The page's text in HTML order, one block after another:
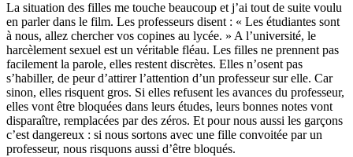
La situation des filles me touche beaucoup et j’ai tout de suite voulu
en parler dans le film. Les professeurs disent : « Les étudiantes sont
à nous, allez chercher vos copines au lycée. » A l’université, le
harcèlement sexuel est un véritable fléau. Les filles ne prennent pas
facilement la parole, elles restent discrètes. Elles n’osent pas
s’habiller, de peur d’attirer l’attention d’un professeur sur elle. Car
sinon, elles risquent gros. Si elles refusent les avances du professeur,
elles vont être bloquées dans leurs études, leurs bonnes notes vont
disparaître, remplacées par des zéros. Et pour nous aussi les garçons
c’est dangereux : si nous sortons avec une fille convoitée par un
professeur, nous risquons aussi d’être bloqués.